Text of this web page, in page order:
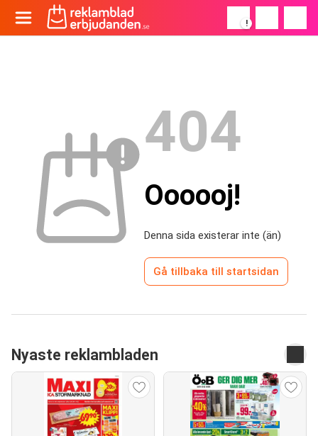
!
404
Oooooj!
Denna sida existerar inte (än)
Gå tillbaka till startsidan
Nyaste reklambladen